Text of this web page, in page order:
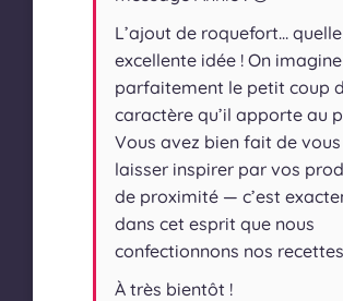
L’ajout de roquefort… quelle
excellente idée ! On imagine
parfaitement le petit coup
caractère qu’il apporte au
Vous avez bien fait de vous
laisser inspirer par vos
de proximité — c’est
dans cet esprit que nous
confectionnons nos
À très bientôt !